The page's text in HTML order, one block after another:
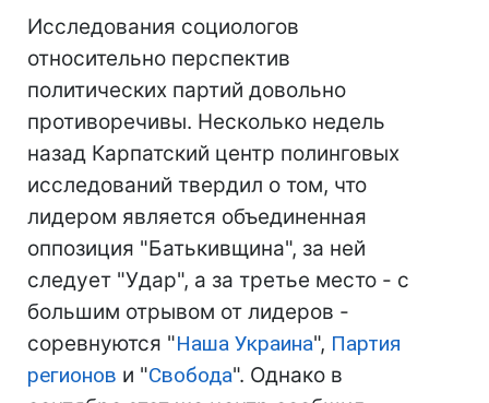
Исследования социологов
относительно перспектив
политических партий довольно
противоречивы. Несколько недель
назад Карпатский центр полинговых
исследований твердил о том, что
лидером является объединенная
оппозиция "Батькивщина", за ней
следует "Удар", а за третье место - с
большим отрывом от лидеров -
соревнуются "Наша Украина", Партия
регионов и "Свобода". Однако в